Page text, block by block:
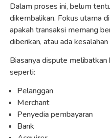
Dalam proses ini, belum
dikembalikan. Fokus utama
apakah transaksi memang
diberikan, atau ada
Biasanya dispute melibatkan
seperti:
Pelanggan
Merchant
Penyedia pembayaran
Bank